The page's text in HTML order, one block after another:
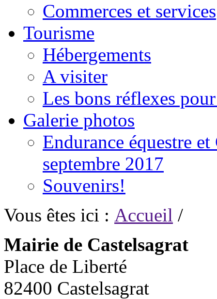
Commerces et services
Tourisme
Hébergements
A visiter
Les bons réflexes
Galerie photos
Endurance équestre
septembre 2017
Souvenirs!
Vous êtes ici : Accueil /
Mairie de Castelsagrat
Place de Liberté
82400 Castelsagrat